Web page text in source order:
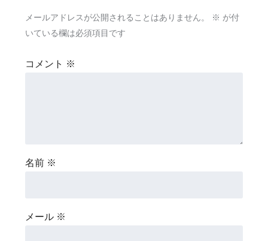
メールアドレスが公開されることはありません。 ※ が付
いている欄は必須項目です
コメント ※
名前 ※
メール ※